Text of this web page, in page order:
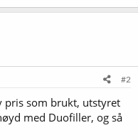
#2
pris som brukt, utstyret
med Duofiller, og så